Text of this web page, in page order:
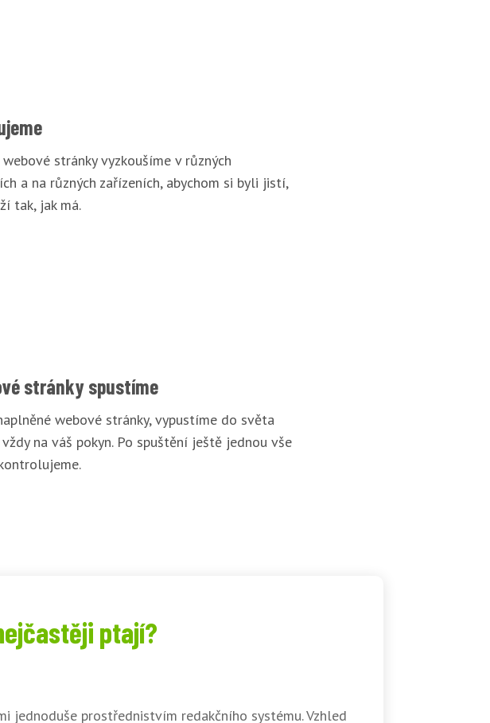
stránky vyzkoušíme v různých
a na různých zařízeních, abychom si byli jistí,
tak, jak má.
stránky spustíme
webové stránky, vypustíme do světa
na váš pokyn. Po spuštění ještě jednou vše
ptají?
jednoduše prostřednistvím redakčního systému. Vzhled